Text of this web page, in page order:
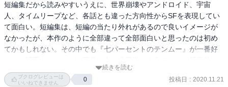
短編集だから読みやすいうえに、世界崩壊やアンドロイド、宇宙
人、タイムリープなど、各話とも違った方向性からSFを表現してい
て面白い。短編集は、短編の当たり外れがあるので良いイメージが
なかったが、本作のように全部違って全部面白いと思ったのは初め
てかもしれない。その中でも『七パーセントのテンムー』が一番好
テーマも含まれているところが自分好みだ。
著者があとがきで書いてある通り、筋の通った荒唐無稽な物語とい
続きを読む
ブクログレビューは
いいねできません
0 投稿日 : 2020.11.21